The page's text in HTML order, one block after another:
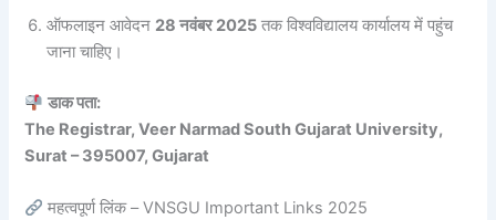
ऑफलाइन आवेदन 28 नवंबर 2025 तक विश्वविद्यालय कार्यालय में पहुंच
जाना चाहिए।
डाक पता:
The Registrar, Veer Narmad South Gujarat University,
Surat – 395007, Gujarat
महत्वपूर्ण लिंक – VNSGU Important Links 2025